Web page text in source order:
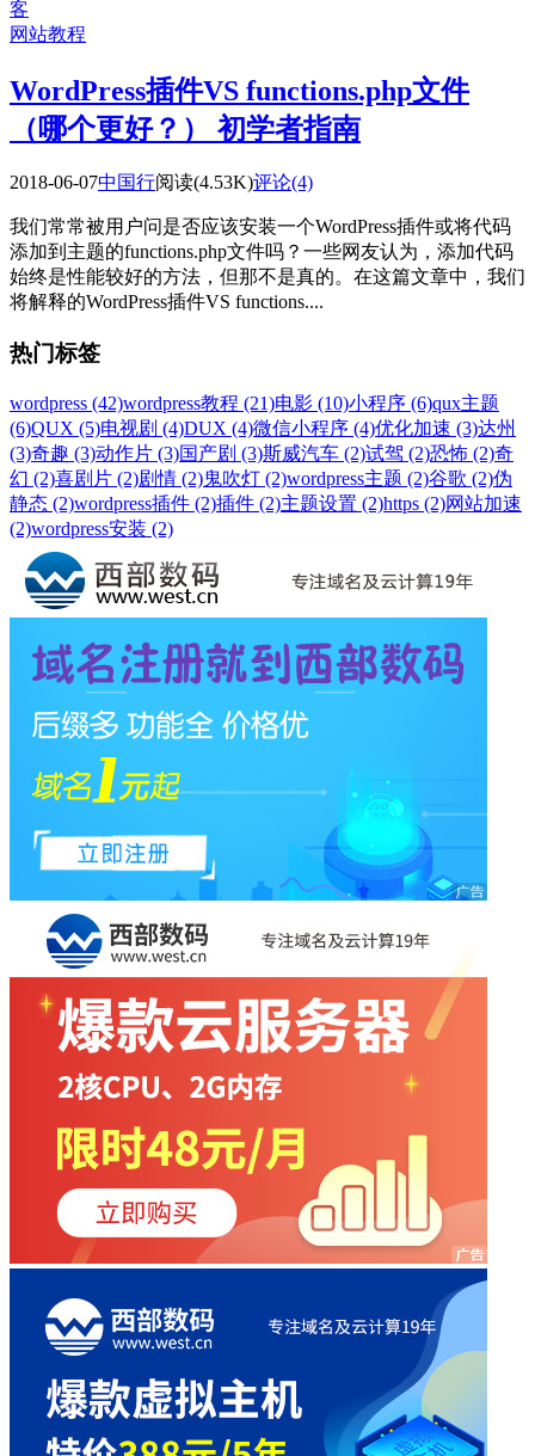
网站教程
WordPress插件VS functions.php文件
（哪个更好？） 初学者指南
2018-06-07中国行阅读(4.53K)评论(4)
我们常常被用户问是否应该安装一个WordPress插件或将代码
添加到主题的functions.php文件吗？一些网友认为，添加代码
始终是性能较好的方法，但那不是真的。在这篇文章中，我们
将解释的WordPress插件VS functions....
热门标签
wordpress (42)wordpress教程 (21)电影 (10)小程序 (6)qux主题
(6)QUX (5)电视剧 (4)DUX (4)微信小程序 (4)优化加速 (3)达州
(3)奇趣 (3)动作片 (3)国产剧 (3)斯威汽车 (2)试驾 (2)恐怖 (2)奇
幻 (2)喜剧片 (2)剧情 (2)鬼吹灯 (2)wordpress主题 (2)谷歌 (2)伪
静态 (2)wordpress插件 (2)插件 (2)主题设置 (2)https (2)网站加速
(2)wordpress安装 (2)